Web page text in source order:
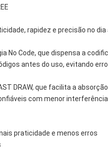
rapidez e precisão no dia
No Code, que dispensa a
antes do uso, evitando
DRAW, que facilita a
com menor
praticidade e menos erros